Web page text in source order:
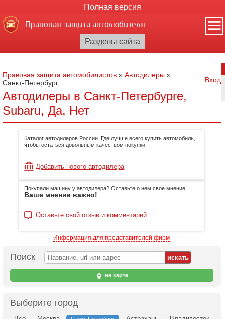
Полная версия
Правовая защита автолюбителя
Правовая защита автомобилистов » Автодилеры »
Санкт-Петербург
Вход
Автодилеры в Санкт-Петербурге,
Subaru, Да, Нет
Каталог автодилеров России. Где лучше всего купить автомобиль,
чтобы остаться довольным качеством покупки.
Добавить нового автодилера
Покупали машину у автодилера? Оставьте о нем свое мнение.
Ваше мнение важно!
Оставьте свой отзыв и комментарий.
Информация для представителей фирм
Поиск
на карте
Выберите город